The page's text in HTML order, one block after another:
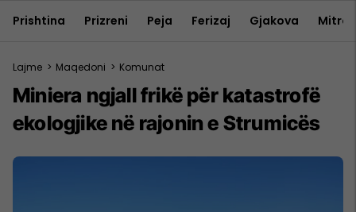
Prishtina Prizreni Peja Ferizaj Gjakova
Lajme > Maqedoni > Komunat
Miniera ngjall frikë për katastrofë
ekologjike në rajonin e Strumicës